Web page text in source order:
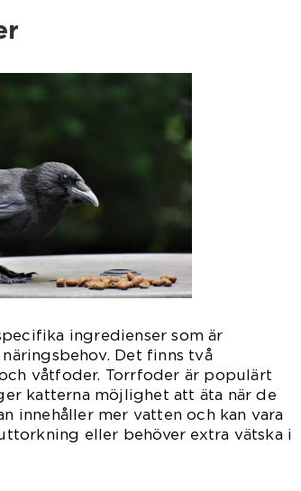
ingredienser som är
Det finns två
våtfoder. Torrfoder är populärt
katterna möjlighet att äta när de
innehåller mer vatten och kan vara
eller behöver extra vätska i